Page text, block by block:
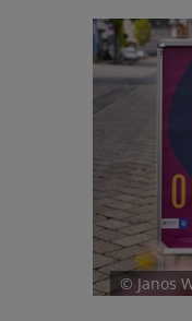
© Janos